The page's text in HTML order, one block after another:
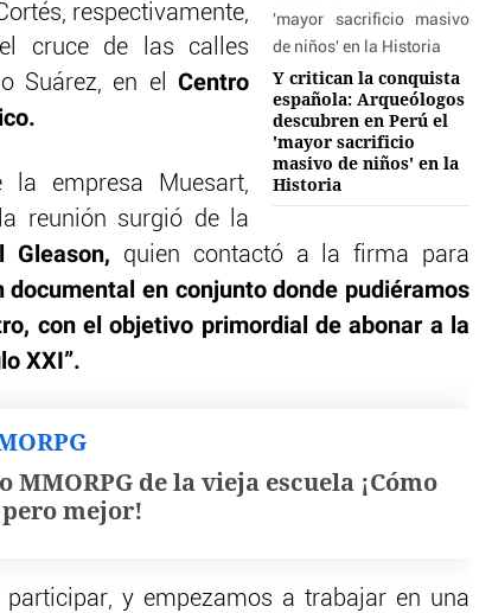
Y critican la conquista
española: Arqueólogos
descubren en Perú el
'mayor sacrificio
masivo de niños' en la
Historia
respectivamente,
cruce de las calles
Suárez, en el Centro
empresa Muesart,
reunión surgió de la
Gleason, quien contactó a la firma para
documental en conjunto donde pudiéramos
con el objetivo primordial de abonar a la
XXI”.
MMORPG de la vieja escuela ¡Cómo
mejor!
participar, y empezamos a trabajar en una